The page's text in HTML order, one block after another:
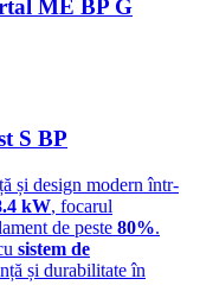
ME BP G
S BP
și design modern într-
kW, focarul
de peste 80%.
sistem de
și durabilitate în